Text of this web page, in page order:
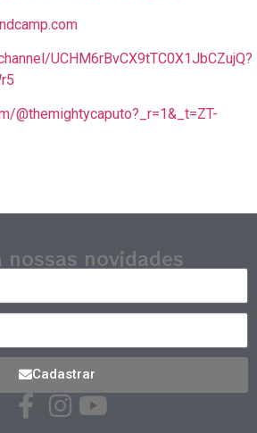
UCHM6rBvCX9tTC0X1JbCZujQ?
@themightycaputo?_r=1&_t=ZT-
nossas novidades
Cadastrar